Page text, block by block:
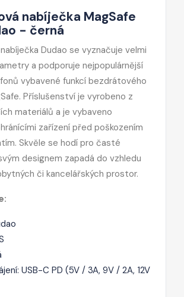
nabíječka MagSafe
- černá
Dudao se vyznačuje velmi
a podporuje nejpopulárnější
vybavené funkcí bezdrátového
Příslušenství je vyrobeno z
materiálů a je vybaveno
zařízení před poškozením
Skvěle se hodí pro časté
designem zapadá do vzhledu
či kancelářských prostor.
USB-C PD (5V / 3A, 9V / 2A, 12V